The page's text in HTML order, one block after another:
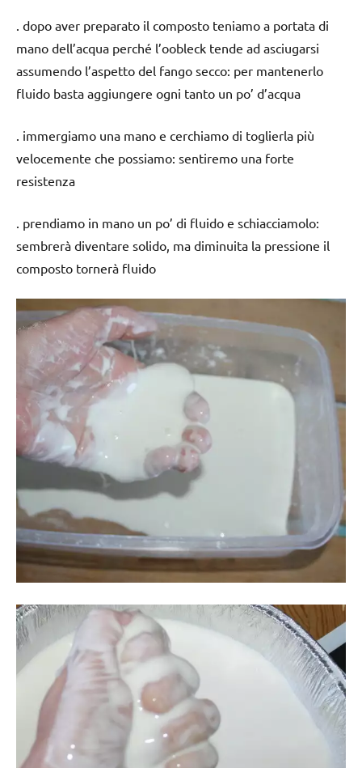
. dopo aver preparato il composto teniamo a portata di
mano dell’acqua perché l’oobleck tende ad asciugarsi
assumendo l’aspetto del fango secco: per mantenerlo
fluido basta aggiungere ogni tanto un po’ d’acqua
. immergiamo una mano e cerchiamo di toglierla più
velocemente che possiamo: sentiremo una forte
resistenza
. prendiamo in mano un po’ di fluido e schiacciamolo:
sembrerà diventare solido, ma diminuita la pressione il
composto tornerà fluido